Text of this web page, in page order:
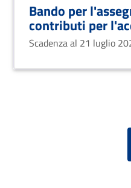
Bando per
contributi per
casa
Scadenza al 21 luglio